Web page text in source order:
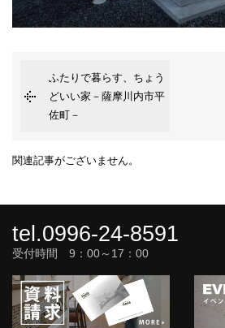
ふたりで暮らす、ちょう
どいい家－薩摩川内市平
佐町－
関連記事がございません。
tel.0996-24-8591
受付時間 9：00～17：00